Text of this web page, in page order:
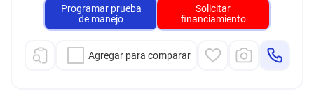
Programar prueba
de manejo
Solicitar
financiamiento
Agregar para comparar